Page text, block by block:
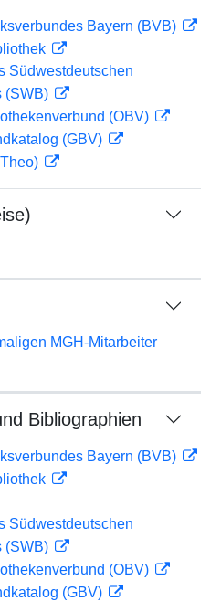
Bayern (BVB)
Südwestdeutschen
(SWB)
(OBV)
(GBV)
MGH-Mitarbeiter
Bibliographien
Bayern (BVB)
Südwestdeutschen
(SWB)
(OBV)
(GBV)